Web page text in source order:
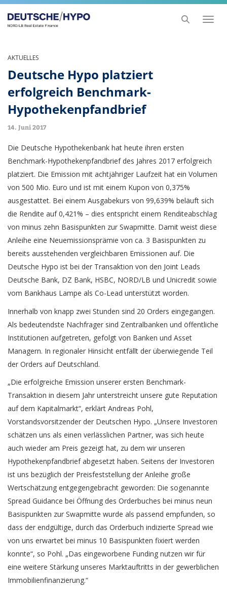
Toggle
AKTUELLES
Deutsche Hypo platziert
erfolgreich Benchmark-
Hypothekenpfandbrief
14. Juni 2017
Die Deutsche Hypothekenbank hat heute ihren ersten
Benchmark-Hypothekenpfandbrief des Jahres 2017 erfolgreich
platziert. Die Emission mit achtjähriger Laufzeit hat ein Volumen
von 500 Mio. Euro und ist mit einem Kupon von 0,375%
ausgestattet. Bei einem Ausgabekurs von 99,639% beläuft sich
die Rendite auf 0,421% – dies entspricht einem Renditeabschlag
von minus zehn Basispunkten zur Swapmitte. Damit weist diese
Anleihe eine Neuemissionsprämie von ca. 3 Basispunkten zu
bereits ausstehenden vergleichbaren Emissionen auf. Die
Deutsche Hypo ist bei der Transaktion von den Joint Leads
Deutsche Bank, DZ Bank, HSBC, NORD/LB und Unicredit sowie
vom Bankhaus Lampe als Co-Lead unterstützt worden.
Innerhalb von knapp zwei Stunden sind 20 Orders eingegangen.
Als bedeutendste Nachfrager sind Zentralbanken und öffentliche
Institutionen aufgetreten, gefolgt von Banken und Asset
Managern. In regionaler Hinsicht entfällt der überwiegende Teil
der Orders auf Deutschland.
„Die erfolgreiche Emission unserer ersten Benchmark-
Transaktion in diesem Jahr unterstreicht unsere gute Reputation
auf dem Kapitalmarkt“, erklärt Andreas Pohl,
Vorstandsvorsitzender der Deutschen Hypo. „Unsere Investoren
schätzen uns als einen verlässlichen Partner, was sich heute
auch wieder am Preis gezeigt hat, zu dem wir unseren
Hypothekenpfandbrief abgesetzt haben. Seitens der Investoren
ist uns bezüglich der Preisfeststellung der Anleihe große
Wertschätzung entgegengebracht geworden: Die sogenannte
Spread Guidance bei Öffnung des Orderbuches bei minus neun
Basispunkten zur Swapmitte wurde als passend empfunden, so
dass der endgültige, durch das Orderbuch indizierte Spread wie
von uns erwartet bei minus 10 Basispunkten fixiert werden
konnte“, so Pohl. „Das eingeworbene Funding nutzen wir für
eine weitere Stärkung unseres Marktauftritts in der gewerblichen
Immobilienfinanzierung.“